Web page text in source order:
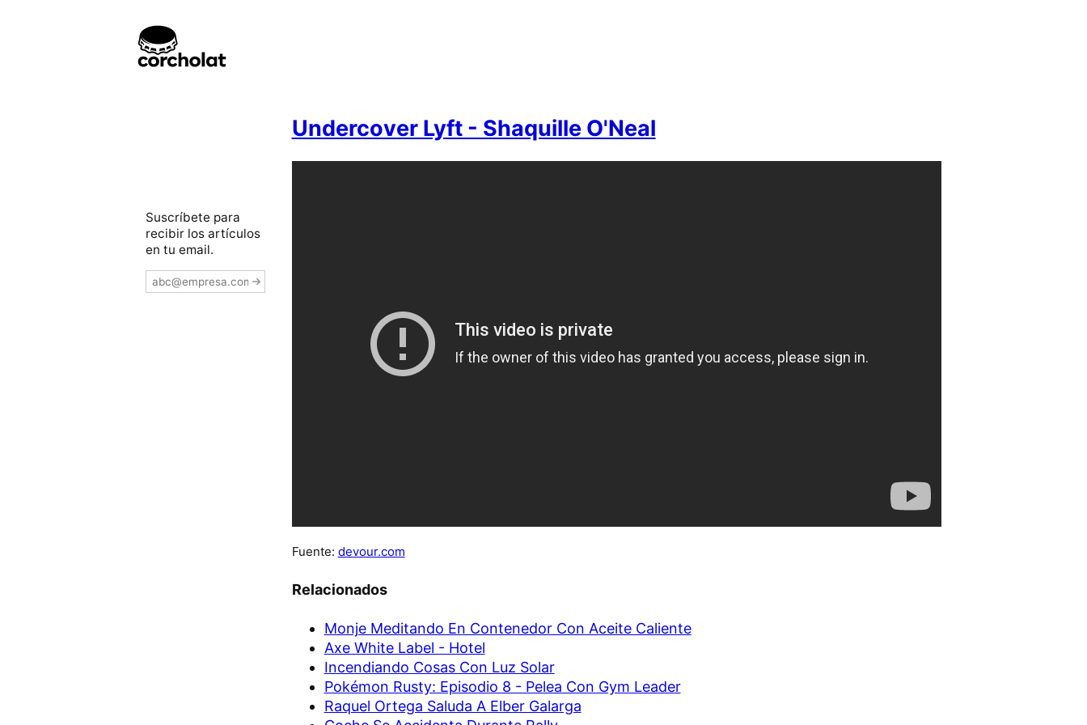
Undercover Lyft - Shaquille O'Neal
Fuente: devour.com
Relacionados
Monje Meditando En Contenedor Con Aceite Caliente
Axe White Label - Hotel
Incendiando Cosas Con Luz Solar
Pokémon Rusty: Episodio 8 - Pelea Con Gym Leader
Raquel Ortega Saluda A Elber Galarga
Suscríbete para
recibir los artículos
en tu email.